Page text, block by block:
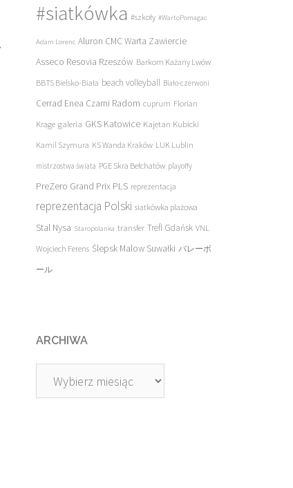
#siatkówka #szkoły #WartoPomagac
Adam Lorenc Aluron CMC Warta Zawiercie
Asseco Resovia Rzeszów Barkom Każany Lwów
BBTS Bielsko-Biała beach volleyball Biało-czerwoni
Cerrad Enea Czarni Radom cuprum Florian
Krage galeria GKS Katowice Kajetan Kubicki
Kamil Szymura KS Wanda Kraków LUK Lublin
mistrzostwa świata PGE Skra Bełchatów playoffy
PreZero Grand Prix PLS reprezentacja
reprezentacja Polski siatkówka plażowa
Stal Nysa Staropolanka transfer Trefl Gdańsk VNL
Wojciech Ferens Ślepsk Malow Suwałki バレーボ
ール
ARCHIWA
Archiwa